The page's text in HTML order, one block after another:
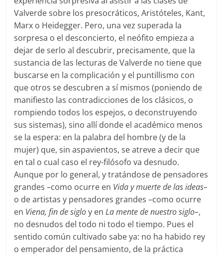
Valverde sobre los presocráticos, Aristóteles, Kant,
Marx o Heidegger. Pero, una vez superada la
sorpresa o el desconcierto, el neófito empieza a
dejar de serlo al descubrir, precisamente, que la
sustancia de las lecturas de Valverde no tiene que
buscarse en la complicación y el puntillismo con
que otros se descubren a sí mismos (poniendo de
manifiesto las contradicciones de los clásicos, o
rompiendo todos los espejos, o deconstruyendo
sus sistemas), sino allí donde el académico menos
se la espera: en la palabra del hombre (y de la
mujer) que, sin aspavientos, se atreve a decir que
en tal o cual caso el rey-filósofo va desnudo.
Aunque por lo general, y tratándose de pensadores
grandes –como ocurre en Vida y muerte de las ideas–
o de artistas y pensadores grandes –como ocurre
en Viena, fin de sigloy enLa mente de nuestro siglo–,
no desnudos del todo ni todo el tiempo. Pues el
sentido común cultivado sabe ya: no ha habido rey
o emperador del pensamiento, de la práctica